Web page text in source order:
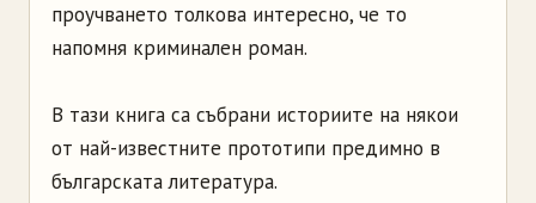
проучването толкова интересно, че то
напомня криминален роман.
В тази книга са събрани историите на някои
от най-известните прототипи предимно в
българската литература.